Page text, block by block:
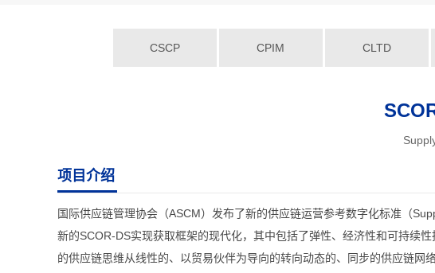
CSCP CPIM CLTD
项目介绍
国际供应链管理协会（ASCM）发布了新的供应链运营参考数字化标准（
新的SCOR-DS实现获取框架的现代化，其中包括了弹性、经济性和可持续
的供应链思维从线性的、以贸易伙伴为导向的转向动态的、同步的供应链网